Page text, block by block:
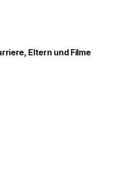
Eltern und Filme